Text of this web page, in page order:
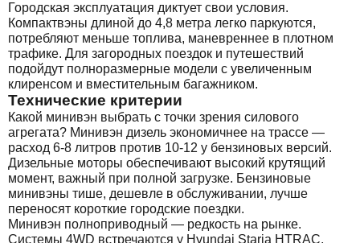
Городская эксплуатация диктует свои условия.
Компактвэны длиной до 4,8 метра легко паркуются,
потребляют меньше топлива, маневреннее в плотном
трафике. Для загородных поездок и путешествий
подойдут полноразмерные модели с увеличенным
клиренсом и вместительным багажником.
Технические критерии
Какой минивэн выбрать с точки зрения силового
агрегата? Минивэн дизель экономичнее на трассе —
расход 6-8 литров против 10-12 у бензиновых версий.
Дизельные моторы обеспечивают высокий крутящий
момент, важный при полной загрузке. Бензиновые
минивэны тише, дешевле в обслуживании, лучше
переносят короткие городские поездки.
Минивэн полноприводный — редкость на рынке.
Системы 4WD встречаются у Hyundai Staria HTRAC,